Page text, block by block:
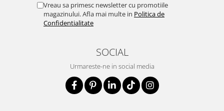
Vreau sa primesc newsletter cu promotiile
magazinului. Afla mai multe in Politica de
Confidentialitate
SOCIAL
Urmareste-ne in social media